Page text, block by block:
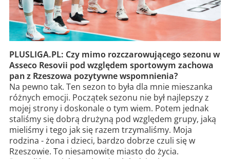
PLUSLIGA.PL: Czy mimo rozczarowującego sezonu w
Asseco Resovii pod względem sportowym zachowa
pan z Rzeszowa pozytywne wspomnienia?
Na pewno tak. Ten sezon to była dla mnie mieszanka
różnych emocji. Początek sezonu nie był najlepszy z
mojej strony i doskonale o tym wiem. Potem jednak
staliśmy się dobrą drużyną pod względem grupy, jaką
mieliśmy i tego jak się razem trzymaliśmy. Moja
rodzina - żona i dzieci, bardzo dobrze czuli się w
Rzeszowie. To niesamowite miasto do życia.